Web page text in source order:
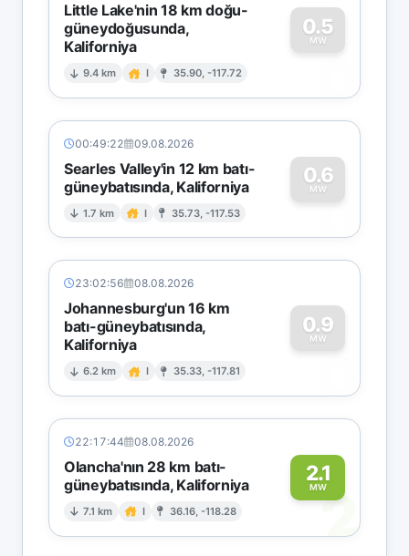
Little Lake'nin 18 km doğu-
güneydoğusunda,
Kaliforniya
9.4 km I 35.90, -117.72
0.5
MW
0
00:49:22 09.08.2026
Searles Valley'in 12 km batı-
güneybatısında, Kaliforniya
1.7 km I 35.73, -117.53
0.6
MW
0
23:02:56 08.08.2026
Johannesburg'un 16 km
batı-güneybatısında,
Kaliforniya
6.2 km I 35.33, -117.81
0.9
MW
0
22:17:44 08.08.2026
Olancha'nın 28 km batı-
güneybatısında, Kaliforniya
7.1 km I 36.16, -118.28
2.1
MW
2